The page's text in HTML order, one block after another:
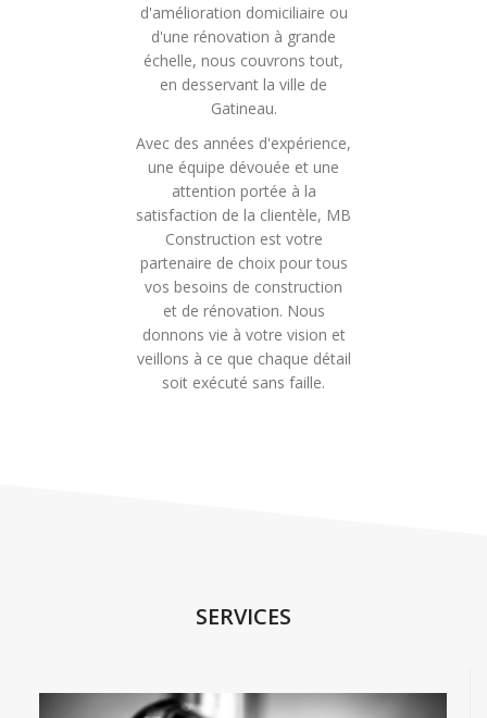
d'amélioration domiciliaire ou
d'une rénovation à grande
échelle, nous couvrons tout,
en desservant la ville de
Gatineau.
Avec des années d'expérience,
une équipe dévouée et une
attention portée à la
satisfaction de la clientèle, MB
Construction est votre
partenaire de choix pour tous
vos besoins de construction
et de rénovation. Nous
donnons vie à votre vision et
veillons à ce que chaque détail
soit exécuté sans faille.
SERVICES